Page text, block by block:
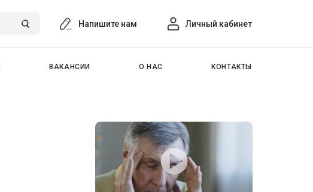
Напишите нам Личный кабинет
ВАКАНСИИ О НАС КОНТАКТЫ